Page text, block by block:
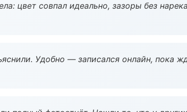
цвет совпал идеально, зазоры без
Удобно — записался онлайн, пока